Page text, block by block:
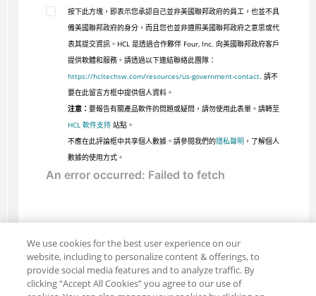
按下此方塊，即表示您承認自己並非美國聯邦政府的員工，也並不具
備美國聯邦政府的身分，而且您也並非遵照美國聯邦政府之意思或代
表其提交資訊。HCL 是透過合作夥伴 Four, Inc. 向美國聯邦政府客戶
提供軟體和服務。請透過以下連結聯絡此團隊：
https://hcltechsw.com/resources/us-government-contact. 請不
要在此留言方框中提供個人資料。
注意： 要報告有關產品軟件的問題或疑問，請勿使用此表單。請轉至
HCL 軟件支持站點。
不應在此評論框中共享個人數據。請參閱我們的隱私聲明 ，了解個人
數據的使用方式。
We use cookies for the best user experience on our
website, including to personalize content & offerings, to
provide social media features and to analyze traffic. By
clicking “Accept All Cookies” you agree to our use of